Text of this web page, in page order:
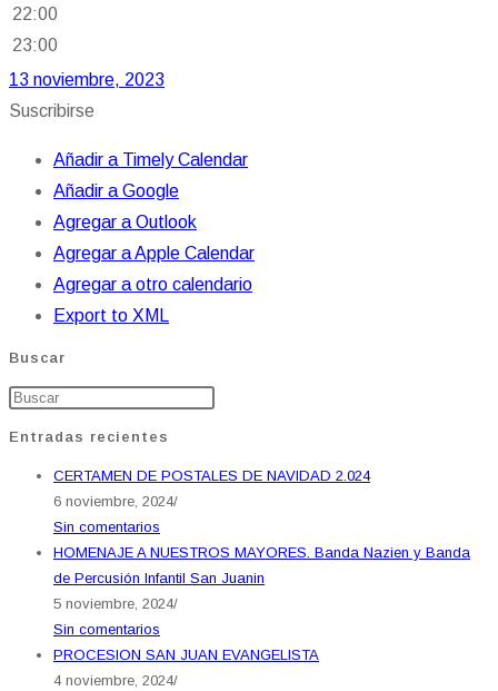
22:00
23:00
13 noviembre, 2023
Suscribirse
Añadir a Timely Calendar
Añadir a Google
Agregar a Outlook
Agregar a Apple Calendar
Agregar a otro calendario
Export to XML
Buscar
Entradas recientes
CERTAMEN DE POSTALES DE NAVIDAD 2.024
6 noviembre, 2024/
Sin comentarios
HOMENAJE A NUESTROS MAYORES. Banda Nazien y Banda
de Percusión Infantil San Juanin
5 noviembre, 2024/
Sin comentarios
PROCESION SAN JUAN EVANGELISTA
4 noviembre, 2024/